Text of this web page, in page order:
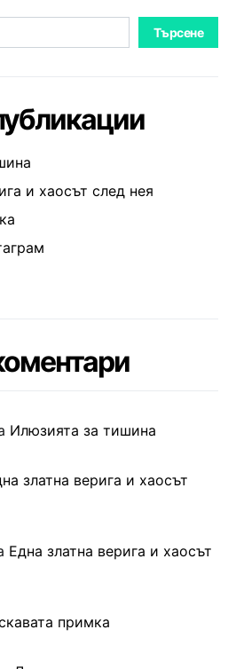
Търсене
и хаосът след нея
Илюзията за тишина
златна верига и хаосът
Една златна верига и хаосът
примка